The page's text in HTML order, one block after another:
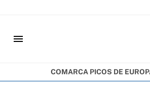
menu
COMARCA PICOS DE